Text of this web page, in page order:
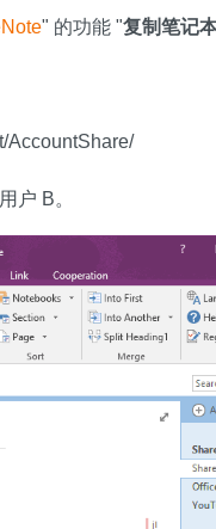
" 的功能 "复制笔记
AccountShare/
户 B。